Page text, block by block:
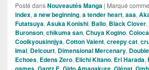
Posté dansNouveautés Manga | Marqué comme
index, a new beginning, a tender heart, aaa,
Futatsuya, Asuka Konishi, Ballo, Black Clover,
Buronson, chikuma san, Chuya Kogino,
Coolkyousinnjya, Cotton Valent, creepy cat,
Imai, Delcourt, Dimensional Mercenary,
Echoes, Edens Zero, Eiichi Kitano, Eri Harada,
, , , ,